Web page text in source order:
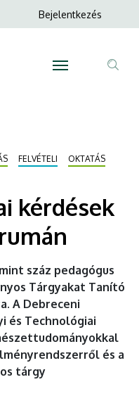
Anonim
menüje
Bejelentkezés
FELVÉTELI
OKTATÁS
kérdések
száz pedagógus
Tárgyakat Tanító
A Debreceni
és Technológiai
és a
tárgy